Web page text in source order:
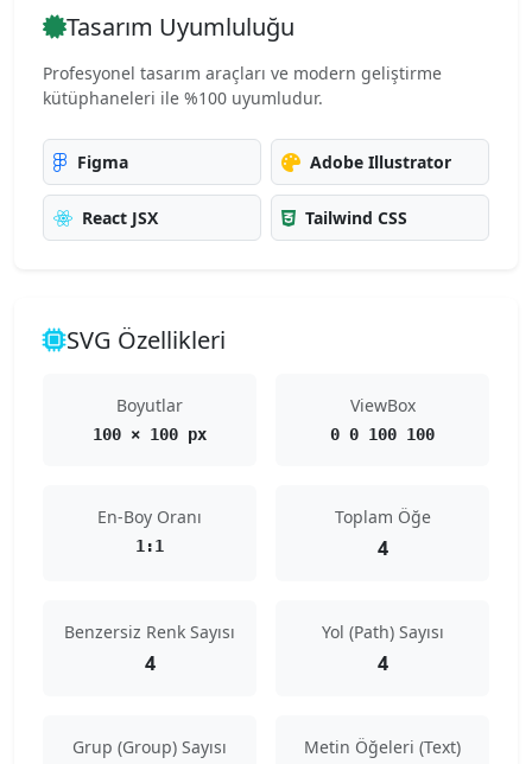
Tasarım Uyumluluğu
Profesyonel tasarım araçları ve modern geliştirme
kütüphaneleri ile %100 uyumludur.
Figma Adobe Illustrator
React JSX Tailwind CSS
SVG Özellikleri
Boyutlar
100 × 100 px
ViewBox
0 0 100 100
En-Boy Oranı
1:1
Toplam Öğe
4
Benzersiz Renk Sayısı
4
Yol (Path) Sayısı
4
Grup (Group) Sayısı Metin Öğeleri (Text)